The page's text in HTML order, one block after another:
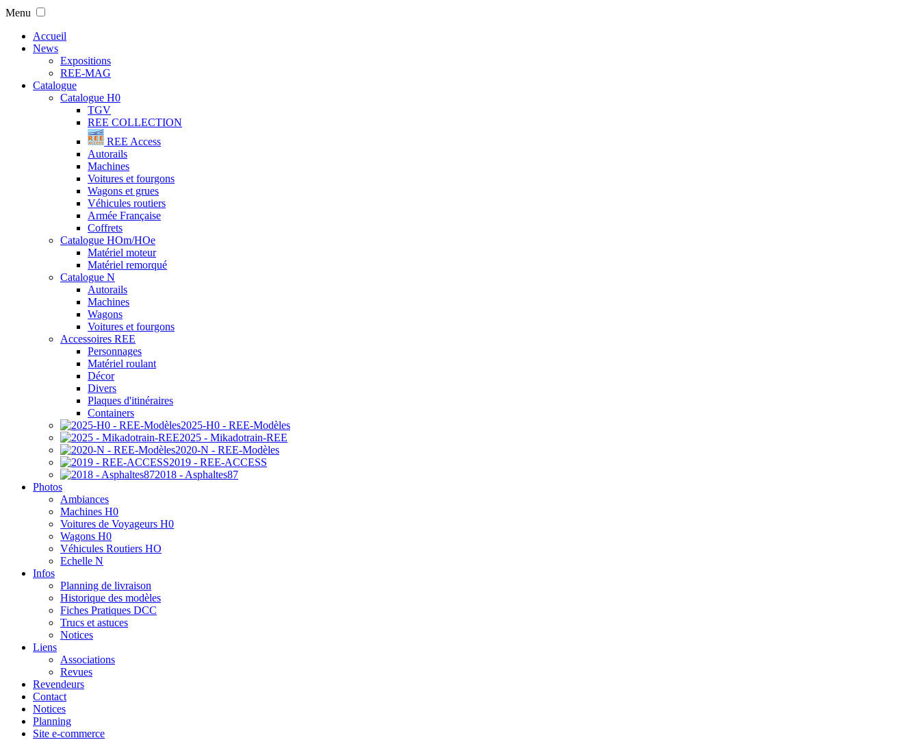
Menu
Accueil
News
Expositions
REE-MAG
Catalogue
Catalogue H0
TGV
REE COLLECTION
REE Access
Autorails
Machines
Voitures et fourgons
Wagons et grues
Véhicules routiers
Armée Française
Coffrets
Catalogue HOm/HOe
Matériel moteur
Matériel remorqué
Catalogue N
Autorails
Machines
Wagons
Voitures et fourgons
Accessoires REE
Personnages
Matériel roulant
Décor
Divers
Plaques d'itinéraires
Containers
2025-H0 - REE-Modèles
2025 - Mikadotrain-REE
2020-N - REE-Modèles
2019 - REE-ACCESS
2018 - Asphaltes87
Photos
Ambiances
Machines H0
Voitures de Voyageurs H0
Wagons H0
Véhicules Routiers HO
Echelle N
Infos
Planning de livraison
Historique des modèles
Fiches Pratiques DCC
Trucs et astuces
Notices
Liens
Associations
Revues
Revendeurs
Contact
Notices
Planning
Site e-commerce